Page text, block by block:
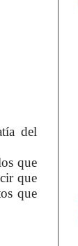
del
que
que
que